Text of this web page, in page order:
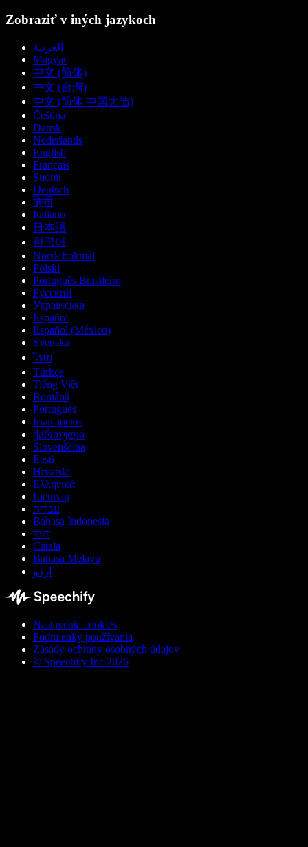
Zobraziť v iných jazykoch
العربية
Magyar
中文 (简体)
中文 (台灣)
中文 (简体 中国大陆)
Čeština
Dansk
Nederlands
English
Français
Suomi
Deutsch
हिन्दी
Italiano
日本語
한국어
Norsk bokmål
Polski
Português Brasileiro
Русский
Українська
Español
Español (México)
Svenska
ไทย
Türkçe
Tiếng Việt
Română
Português
Български
ქართული
Slovenščina
Eesti
Hrvatski
Ελληνικά
Lietuvių
עברית
Bahasa Indonesia
বাংলা
Català
Bahasa Melayu
اردو
Nastavenia cookies
Podmienky používania
Zásady ochrany osobných údajov
© Speechify Inc 2026